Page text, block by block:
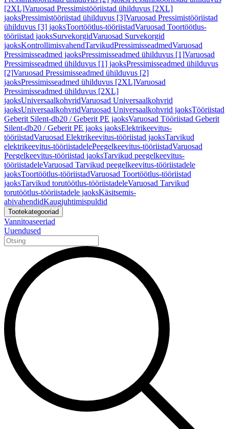
[2XL]Varuosad Pressimistööriistad ühilduvus [2XL]
jaoksPressimistööriistad ühilduvus [3]Varuosad Pressimistööriistad
ühilduvus [3] jaoksToortöötlus-tööriistadVaruosad Toortöötlus-
tööriistad jaoksSurvekorgidVaruosad Survekorgid
jaoksKontrollimisvahendTarvikudPressimisseadmedVaruosad
Pressimisseadmed jaoksPressimisseadmed ühilduvus [1]Varuosad
Pressimisseadmed ühilduvus [1] jaoksPressimisseadmed ühilduvus
[2]Varuosad Pressimisseadmed ühilduvus [2]
jaoksPressimisseadmed ühilduvus [2XL]Varuosad
Pressimisseadmed ühilduvus [2XL]
jaoksUniversaalkohvridVaruosad Universaalkohvrid
jaoksUniversaalkohvridVaruosad Universaalkohvrid jaoksTööriistad
Geberit Silent-db20 / Geberit PE jaoksVaruosad Tööriistad Geberit
Silent-db20 / Geberit PE jaoks jaoksElektrikeevitus-
tööriistadVaruosad Elektrikeevitus-tööriistad jaoksTarvikud
elektrikeevitus-tööriistadelePeegelkeevitus-tööriistadVaruosad
Peegelkeevitus-tööriistad jaoksTarvikud peegelkeevitus-
tööriistadeleVaruosad Tarvikud peegelkeevitus-tööriistadele
jaoksToortöötlus-tööriistadVaruosad Toortöötlus-tööriistad
jaoksTarvikud torutöötlus-tööriistadeleVaruosad Tarvikud
torutöötlus-tööriistadele jaoksKäsitsemis-
abivahendidKaugjuhtimispuldid
Tootekategooriad
Vannitoaseeriad
Uuendused